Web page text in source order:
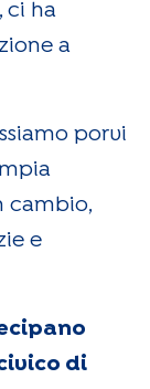
ci ha
a
porvi
cambio,
e
di